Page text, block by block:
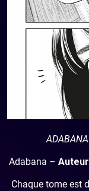
Adabana –
Chaque tome est